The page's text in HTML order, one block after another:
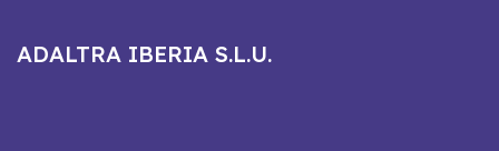
ADALTRA IBERIA S.L.U.